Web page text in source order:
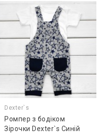
Dexter`s
Ромпер з бодіком
Зірочки Dexter`s Синій